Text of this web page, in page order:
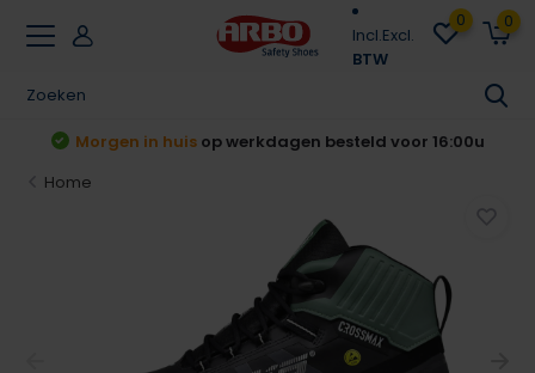
Incl.Excl.
BTW
0 0
Morgen in huis op werkdagen besteld voor 16:00u
Home